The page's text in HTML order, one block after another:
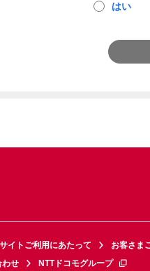
はい
サイトご利用にあたって お客さま
わせ NTTドコモグループ